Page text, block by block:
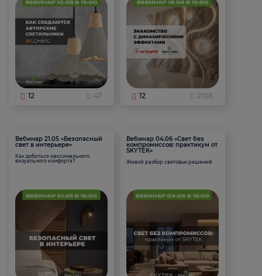
12 47 12 2108
Вебинар 21.05 «Безопасный
свет в интерьере»
Как добиться максимального
визуального комфорта?
Вебинар 04.06 «Свет без
компромиссов: практикум от
SKYTEK»
Живой разбор световых решений